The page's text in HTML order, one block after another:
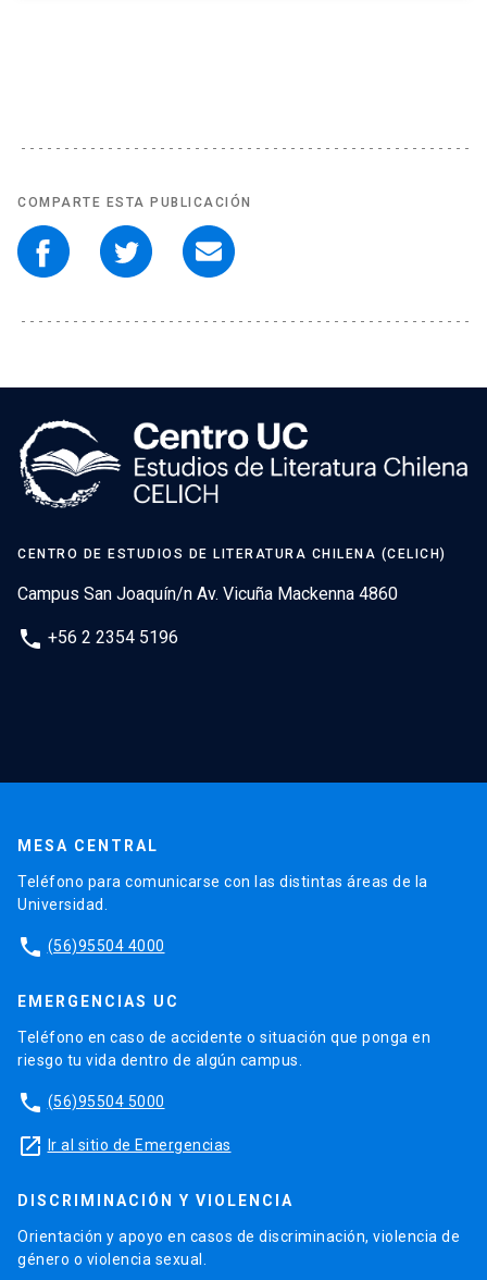
COMPARTE ESTA PUBLICACIÓN
CENTRO DE ESTUDIOS DE LITERATURA CHILENA (CELICH)
Campus San Joaquín/n Av. Vicuña Mackenna 4860
phone +56 2 2354 5196
MESA CENTRAL
Teléfono para comunicarse con las distintas áreas de la
Universidad.
phone (56)95504 4000
EMERGENCIAS UC
Teléfono en caso de accidente o situación que ponga en
riesgo tu vida dentro de algún campus.
phone (56)95504 5000
launch Ir al sitio de Emergencias
DISCRIMINACIÓN Y VIOLENCIA
Orientación y apoyo en casos de discriminación, violencia de
género o violencia sexual.